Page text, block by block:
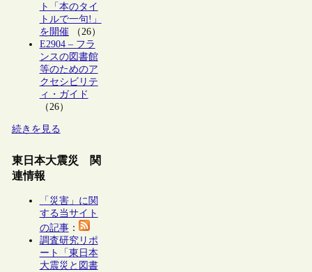
ト「本のタイ
トルで一句!」
を開催（26）
E2904 – フラ
ンスの図書館
等のためのア
クセシビリテ
ィ・ガイド
（26）
続きを見る
東日本大震災 関
連情報
「災害」に関
する当サイト
の記事：
調査研究リポ
ート「東日本
大震災と図書